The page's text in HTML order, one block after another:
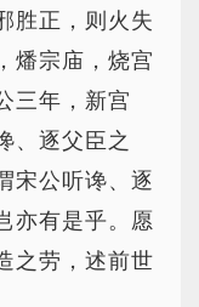
胜正，则火失
燔宗庙，烧宫
三年，新宫
、逐父臣之
宋公听谗、逐
亦有是乎。愿
之劳，述前世